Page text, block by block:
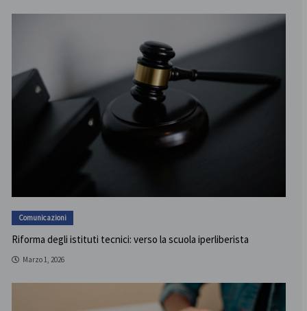
Comunicazioni
Riforma degli istituti tecnici: verso la scuola iperliberista
Marzo 1, 2026